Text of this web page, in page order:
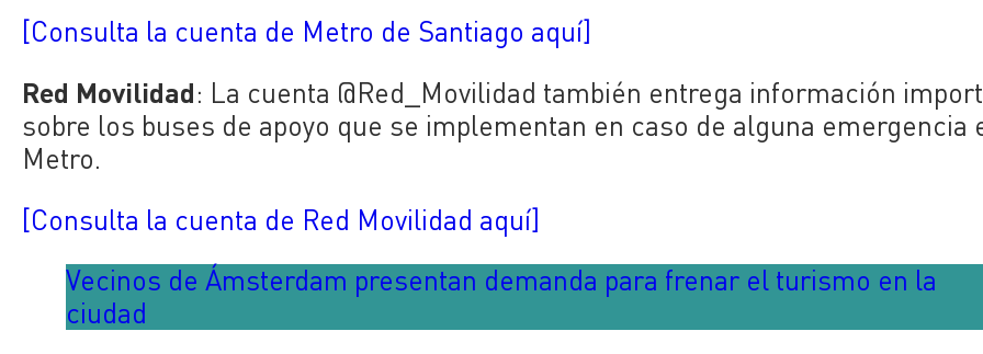
[Consulta la cuenta de Metro de Santiago aquí]
Red Movilidad: La cuenta @Red_Movilidad también entrega información
sobre los buses de apoyo que se implementan en caso de alguna emergencia
Metro.
[Consulta la cuenta de Red Movilidad aquí]
Vecinos de Ámsterdam presentan demanda para frenar el turismo en la
ciudad